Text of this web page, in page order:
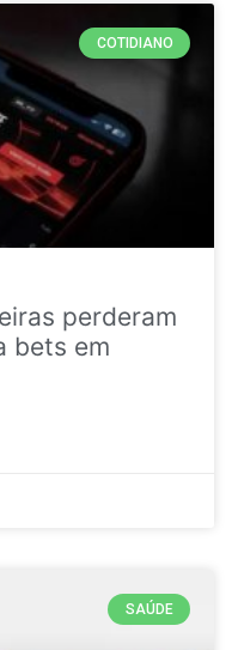
COTIDIANO
perderam
bets em
SAÚDE